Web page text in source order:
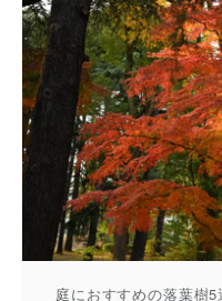
庭におすすめの落葉樹